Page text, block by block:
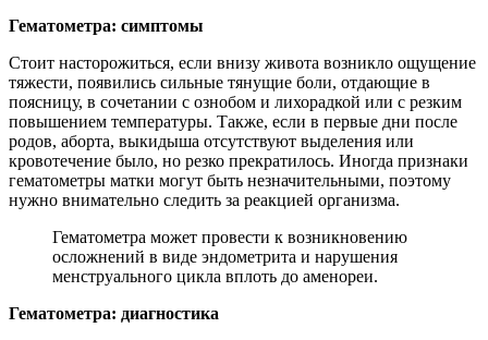
Гематометра: симптомы
Стоит насторожиться, если внизу живота возникло ощущение
тяжести, появились сильные тянущие боли, отдающие в
поясницу, в сочетании с ознобом и лихорадкой или с резким
повышением температуры. Также, если в первые дни после
родов, аборта, выкидыша отсутствуют выделения или
кровотечение было, но резко прекратилось. Иногда признаки
гематометры матки могут быть незначительными, поэтому
нужно внимательно следить за реакцией организма.
Гематометра может провести к возникновению
осложнений в виде эндометрита и нарушения
менструального цикла вплоть до аменореи.
Гематометра: диагностика